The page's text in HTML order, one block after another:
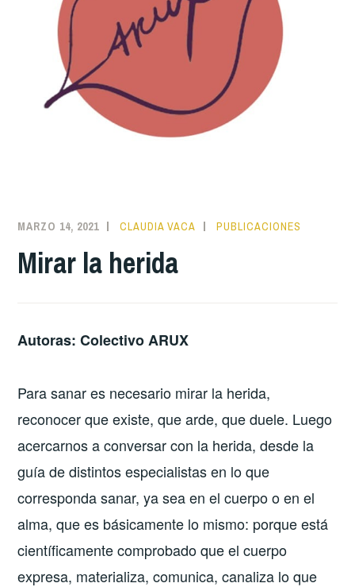
MARZO 14, 2021 CLAUDIA VACA PUBLICACIONES
Mirar la herida
Autoras: Colectivo ARUX
Para sanar es necesario mirar la herida,
reconocer que existe, que arde, que duele. Luego
acercarnos a conversar con la herida, desde la
guía de distintos especialistas en lo que
corresponda sanar, ya sea en el cuerpo o en el
alma, que es básicamente lo mismo: porque está
científicamente comprobado que el cuerpo
expresa, materializa, comunica, canaliza lo que